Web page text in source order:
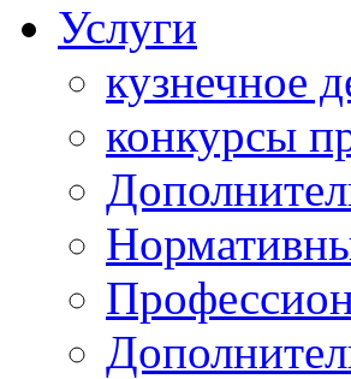
Услуги
кузнечное
конкурсы